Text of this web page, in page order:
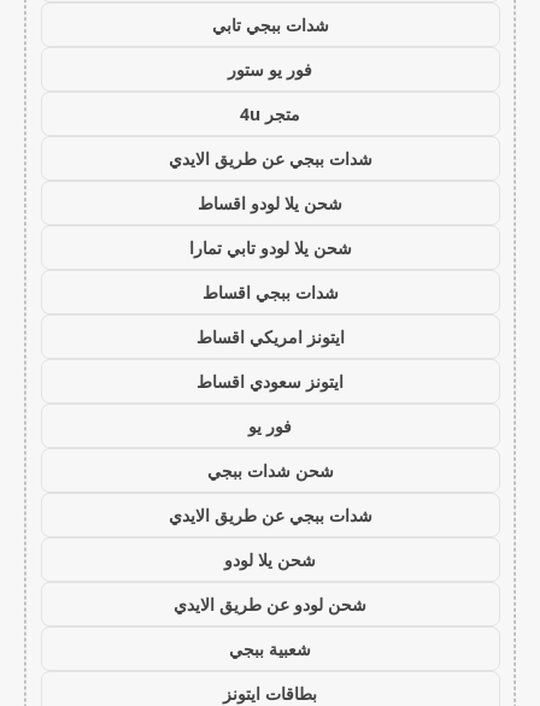
شدات ببجي تابي
فور يو ستور
متجر 4u
شدات ببجي عن طريق الايدي
شحن يلا لودو اقساط
شحن يلا لودو تابي تمارا
شدات ببجي اقساط
ايتونز امريكي اقساط
ايتونز سعودي اقساط
فور يو
شحن شدات ببجي
شدات ببجي عن طريق الايدي
شحن يلا لودو
شحن لودو عن طريق الايدي
شعبية ببجي
بطاقات ايتونز